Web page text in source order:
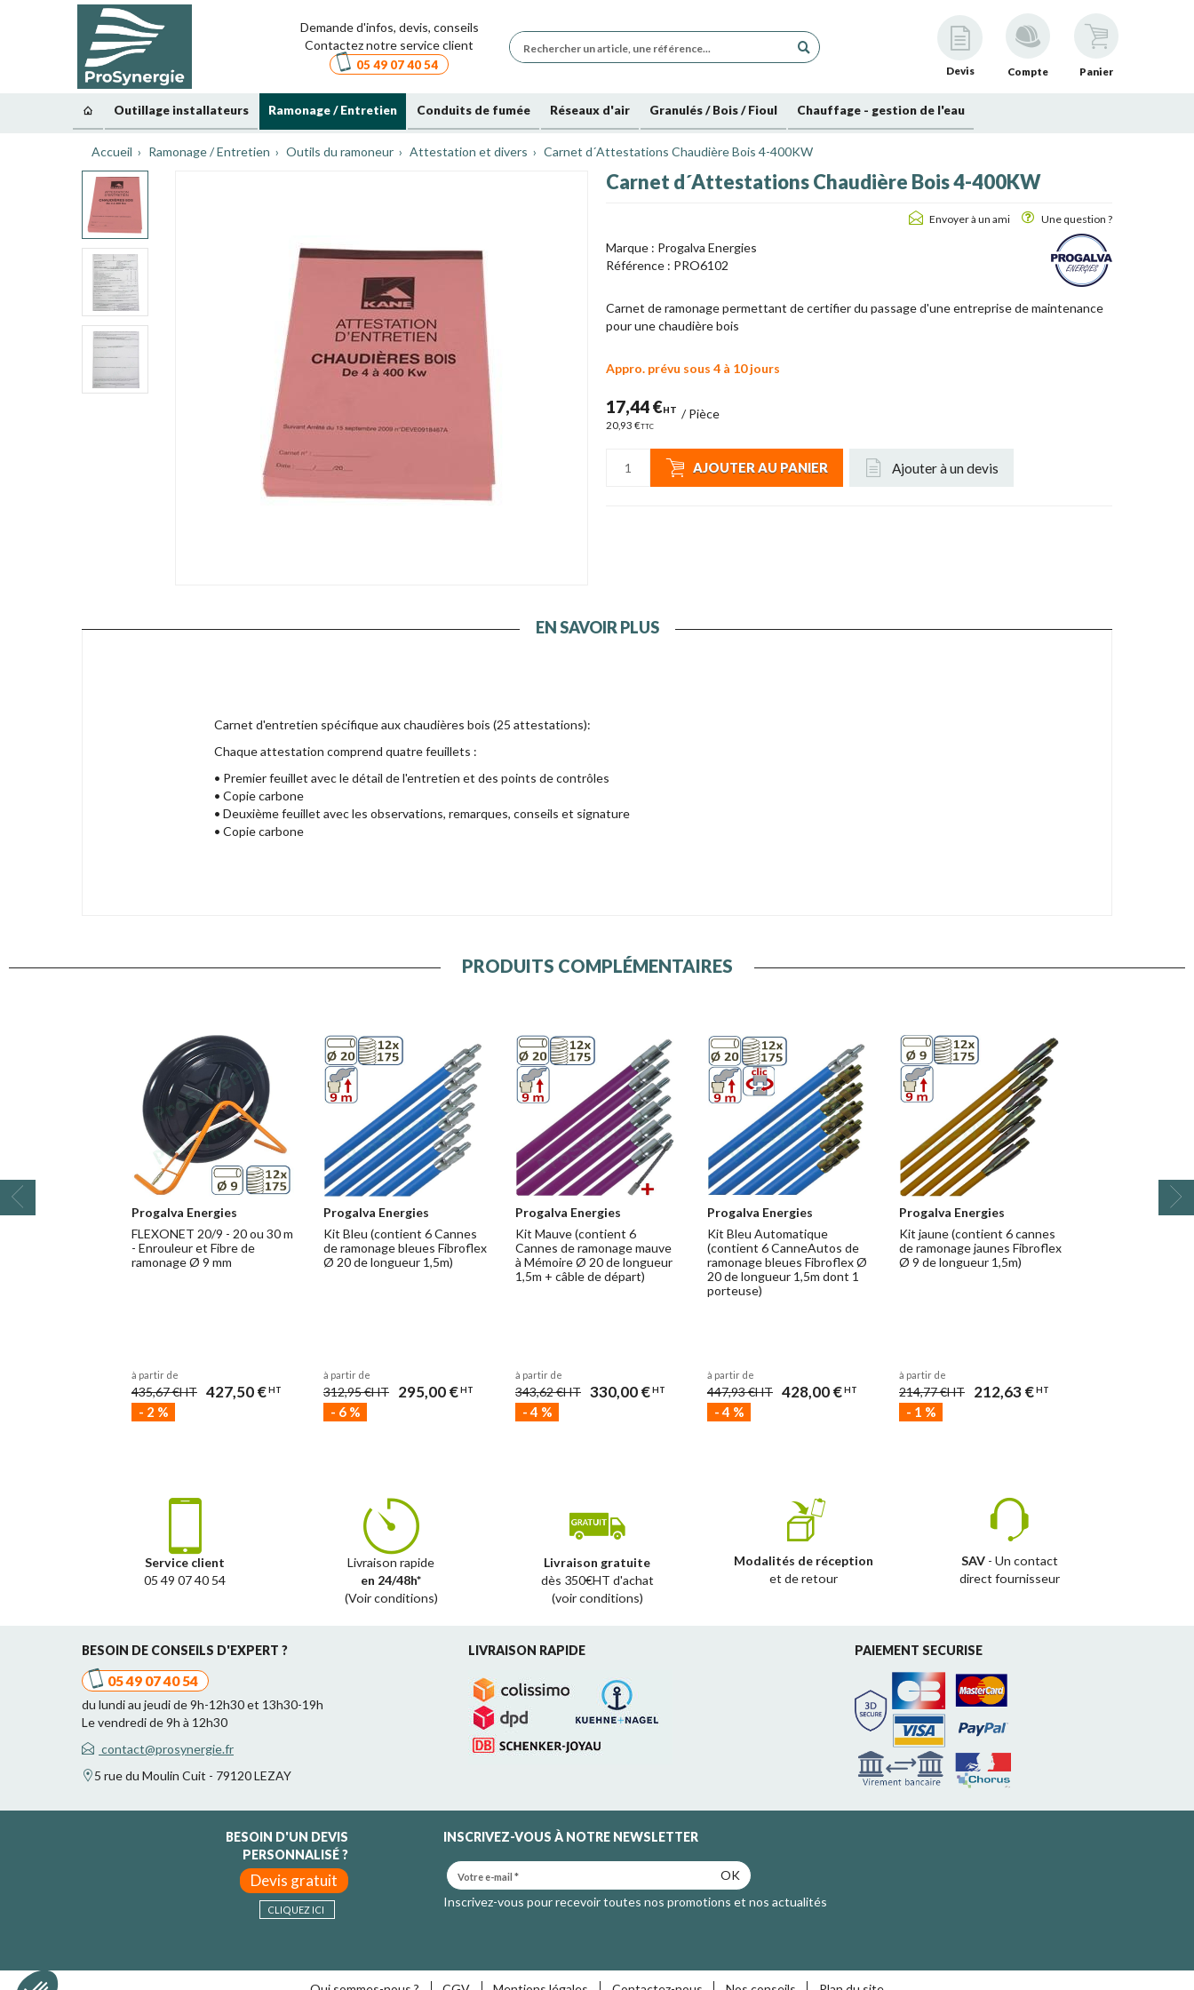
Demande d'infos, devis, conseils
Contactez notre service client
05 49 07 40 54 Devis Compte Panier
Outillage installateurs Ramonage / Entretien Conduits de fumée Réseaux d'air Granulés / Bois / Fioul Chauffage - gestion de l'eau
Accueil Ramonage / Entretien Outils du ramoneur Attestation et divers Carnet d´Attestations Chaudière Bois 4-400KW
Carnet d´Attestations Chaudière Bois 4-400KW
Envoyer à un ami Une question ?
Marque : Progalva Energies
Référence : PRO6102
Carnet de ramonage permettant de certifier du passage d'une entreprise de maintenance
pour une chaudière bois
Appro. prévu sous 4 à 10 jours
17,44 €HT
20,93 €TTC
/Pièce
AJOUTER AU PANIER Ajouter à un devis
EN SAVOIR PLUS
Carnet d'entretien spécifique aux chaudières bois (25 attestations):
Chaque attestation comprend quatre feuillets :
• Premier feuillet avec le détail de l'entretien et des points de contrôles
• Copie carbone
• Deuxième feuillet avec les observations, remarques, conseils et signature
• Copie carbone
PRODUITS COMPLÉMENTAIRES
Progalva Energies
FLEXONET 20/9 - 20 ou 30 m
- Enrouleur et Fibre de
ramonage Ø 9 mm
à partir de
435,67 €HT 427,50 €HT
- 2 %
Progalva Energies
Kit Bleu (contient 6 Cannes
de ramonage bleues Fibroflex
Ø 20 de longueur 1,5m)
à partir de
312,95 €HT 295,00 €HT
- 6 %
Progalva Energies
Kit Mauve (contient 6
Cannes de ramonage mauve
à Mémoire Ø 20 de longueur
1,5m + câble de départ)
à partir de
343,62 €HT 330,00 €HT
-4 %
Progalva Energies
Kit Bleu Automatique
(contient 6 CanneAutos de
ramonage bleues Fibroflex Ø
20 de longueur 1,5m dont 1
porteuse)
à partir de
447,93 €HT 428,00 €HT
-4 %
Progalva Energies
Kit jaune (contient 6 cannes
de ramonage jaunes Fibroflex
Ø 9 de longueur 1,5m)
à partir de
214,77 €HT 212,63 €HT
- 1 %
Progalva
Service client
05 49 07 40 54
Livraison rapide
en 24/48h*
(Voir conditions)
Livraison gratuite
dès 350€HT d'achat
(voir conditions)
Modalités de réception
et de retour
SAV- Un contact
direct fournisseur
BESOIN DE CONSEILS D'EXPERT ?
05 49 07 40 54
du lundi au jeudi de 9h-12h30 et 13h30-19h
Le vendredi de 9h à 12h30
contact@prosynergie.fr
5 rue du Moulin Cuit - 79120 LEZAY
LIVRAISON RAPIDE PAIEMENT SECURISE
BESOIN D'UN DEVIS
PERSONNALISÉ ?
Devis gratuit
CLIQUEZ ICI
INSCRIVEZ-VOUS À NOTRE NEWSLETTER
OK
Inscrivez-vous pour recevoir toutes nos promotions et nos actualités